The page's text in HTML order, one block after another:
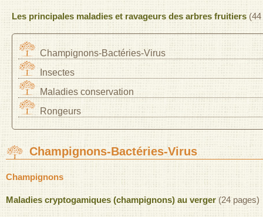
Les principales maladies et ravageurs des arbres fruitiers
Champignons-Bactéries-Virus
Insectes
Maladies conservation
Rongeurs
Champignons-Bactéries-Virus
Champignons
Maladies cryptogamiques (champignons) au verger (24 pages)